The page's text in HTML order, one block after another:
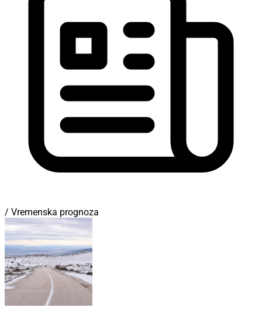
/ Vremenska prognoza